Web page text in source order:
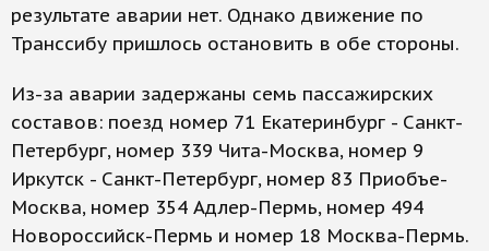
результате аварии нет. Однако движение по
Транссибу пришлось остановить в обе стороны.
Из-за аварии задержаны семь пассажирских
составов: поезд номер 71 Екатеринбург - Санкт-
Петербург, номер 339 Чита-Москва, номер 9
Иркутск - Санкт-Петербург, номер 83 Приобъе-
Москва, номер 354 Адлер-Пермь, номер 494
Новороссийск-Пермь и номер 18 Москва-Пермь.